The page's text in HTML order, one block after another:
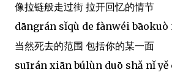
像拉链般走过街 拉开回忆的情节
dāngrán sǐqù de fànwéi
当然死去的范围 包括你的某一面
suīrán xiān búlùn duō shǎ nǐ